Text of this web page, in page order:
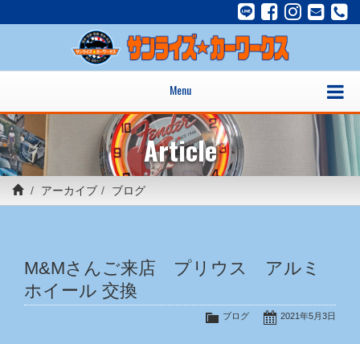
Menu
Article
アーカイブ ブログ
M&Mさんご来店 プリウス アルミ
ホイール 交換
2021年5月3日
ブログ